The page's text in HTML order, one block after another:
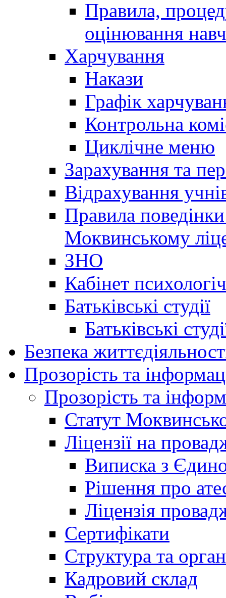
Правила,
оцінювання
Харчування
Накази
Графік
Контрольна
Циклічне меню
Зарахування та
Відрахування
Правила
Моквинському
ЗНО
Кабінет
Батьківські студії
Батьківські
Безпека
Прозорість та
Прозорість та
Статут
Ліцензії на
Виписка з
Рішення про
Ліцензія
Сертифікати
Структура та
Кадровий склад